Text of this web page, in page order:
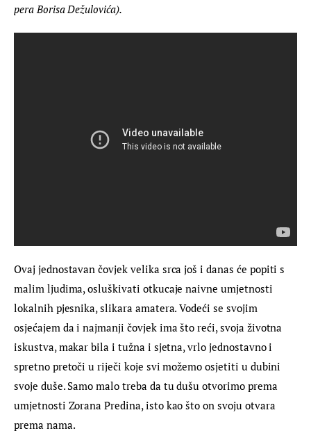
pera Borisa Dežulovića).
Ovaj jednostavan čovjek velika srca još i danas će popiti s
malim ljudima, osluškivati otkucaje naivne umjetnosti
lokalnih pjesnika, slikara amatera. Vodeći se svojim
osjećajem da i najmanji čovjek ima što reći, svoja životna
iskustva, makar bila i tužna i sjetna, vrlo jednostavno i
spretno pretoči u riječi koje svi možemo osjetiti u dubini
svoje duše. Samo malo treba da tu dušu otvorimo prema
umjetnosti Zorana Predina, isto kao što on svoju otvara
prema nama.